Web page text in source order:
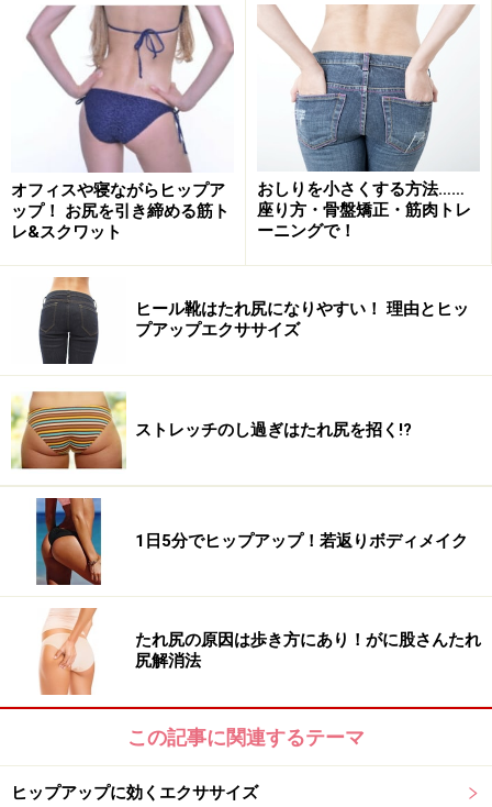
オフィスや寝ながらヒップア
ップ！ お尻を引き締める筋ト
レ&スクワット
おしりを小さくする方法……
座り方・骨盤矯正・筋肉トレ
ーニングで！
ヒール靴はたれ尻になりやすい！ 理由とヒッ
プアップエクササイズ
ストレッチのし過ぎはたれ尻を招く!?
1日5分でヒップアップ！若返りボディメイク
たれ尻の原因は歩き方にあり！がに股さんたれ
尻解消法
この記事に関連するテーマ
ヒップアップに効くエクササイズ